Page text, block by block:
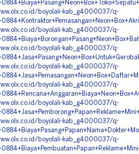
boyolali-kab_g4000037/q-
boyolali-kab_g4000037/q-
boyolali-kab_g4000037/q-
boyolali-kab_g4000037/q-
boyolali-kab_g4000037/q-
boyolali-kab_g4000037/q-
boyolali-kab_g4000037/q-
boyolali-kab_g4000037/q-